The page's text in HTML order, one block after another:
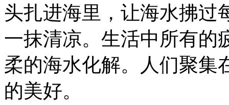
头扎进海里，让海水拂过
一抹清凉。生活中所有的
柔的海水化解。人们聚集
的美好。